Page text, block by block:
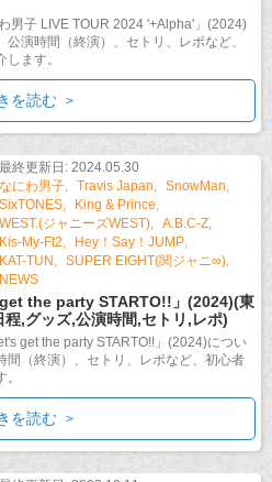
男子 LIVE TOUR 2024 '+Alpha'」(2024)
演時間（終演）、セトリ、レポなど、
ます。
を読む
最終更新日: 2024.05.30
なにわ男子
Travis Japan
SnowMan
SixTONES
King & Prince
WEST.(ジャニーズWEST)
A.B.C-Z
Kis-My-Ft2
Hey！Say！JUMP
KAT-TUN
SUPER EIGHT(関ジャニ∞)
NEWS
the party STARTO!!」(2024)(東
,グッズ,公演時間,セトリ,レポ)
get the party STARTO!!」(2024)につい
間（終演）、セトリ、レポなど、初心者
を読む